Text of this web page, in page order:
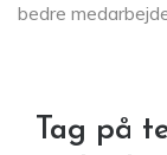
bedre
Tag på